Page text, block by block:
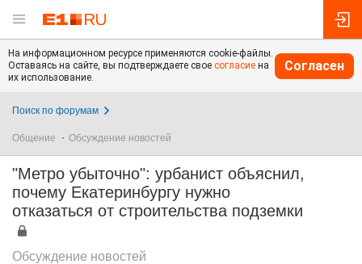
На информационном ресурсе применяются cookie-файлы.
Оставаясь на сайте, вы подтверждаете свое согласие на
их использование.
Согласен
Поиск по форумам
Общение Обсуждение новостей
"Метро убыточно": урбанист объяснил,
почему Екатеринбургу нужно
отказаться от строительства подземки
Обсуждение новостей